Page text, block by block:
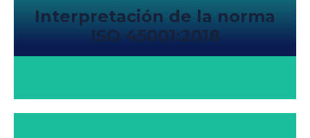
Interpretación de la norma
ISO 45001:2018